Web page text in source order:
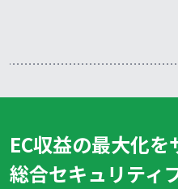
EC収益の最大化を
総合セキュリティ